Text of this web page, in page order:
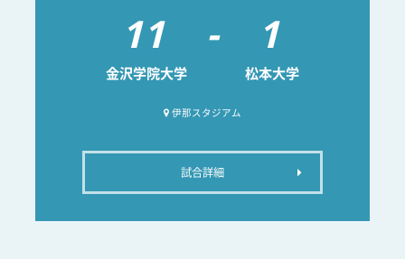
11
金沢学院大学
- 1
松本大学
伊那スタジアム
試合詳細